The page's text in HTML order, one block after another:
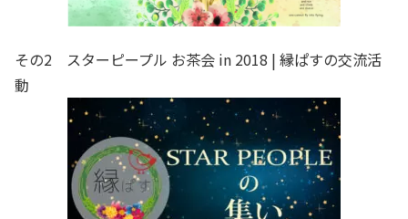
その2 スターピープル お茶会 in 2018 | 縁ぱすの交流活
動